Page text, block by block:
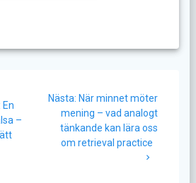
Föregående
inlägg:
En
–
Nästa: Nästa
inlägg:
När minnet möter
mening – vad analogt
tänkande kan lära oss
om retrieval practice